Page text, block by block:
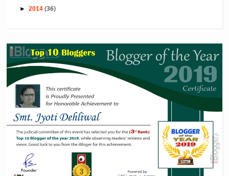
►2014(36)